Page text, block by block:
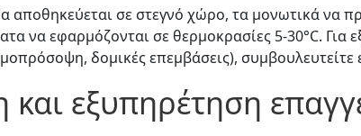
αποθηκεύεται σε στεγνό χώρο, τα μονωτικά να
να εφαρμόζονται σε θερμοκρασίες 5-30°C. Για
δομικές επεμβάσεις), συμβουλευτείτε
εξυπηρέτηση